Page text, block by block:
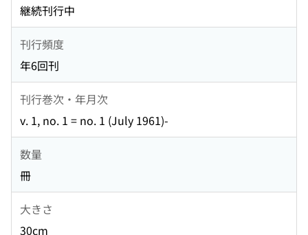
継続刊行中
刊行頻度
年6回刊
刊行巻次・年月次
v. 1, no. 1 = no. 1 (July 1961)-
数量
冊
大きさ
30cm